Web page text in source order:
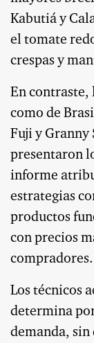
Kabutiá y
el tomate
crespas y
En
como de
Fuji y Granny
presentaron
informe
estrategias
productos
con precios
compradores.
Los técnicos
determina
demanda, sin